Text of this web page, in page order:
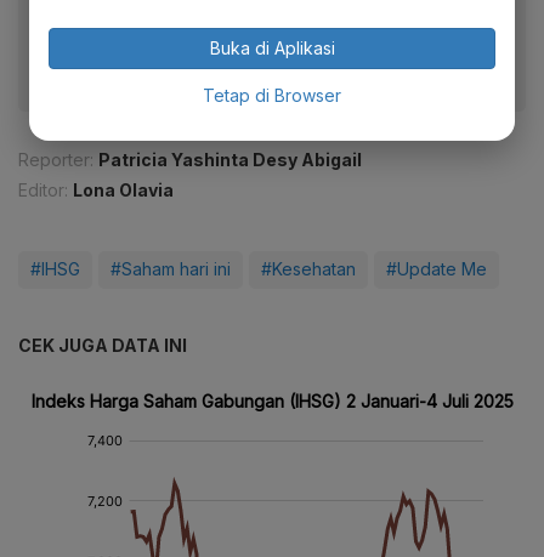
Reporter: Patricia Yashinta Desy Abigail
Editor: Lona Olavia
#IHSG #Saham hari ini #Kesehatan #Update Me
CEK JUGA DATA INI
Buka di Aplikasi
Tetap di Browser